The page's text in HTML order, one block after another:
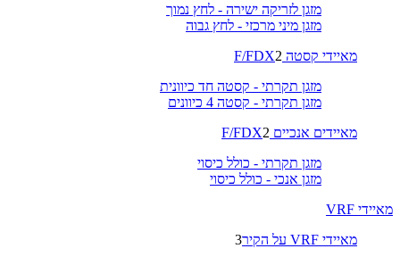
מזגן לזריקה ישירה - לחץ נמוך
מזגן מיני מרכזי - לחץ גבוה
מאיידי קסטה F/FDX 2
מזגן תקרתי - קסטה חד כיוונית
מזגן תקרתי - קסטה 4 כיוונים
מאיידים אנכיים F/FDX 2
מזגן תקרתי - כולל כיסוי
מזגן אנכי - כולל כיסוי
מאיידי VRF
מאיידי VRF על הקיר
3